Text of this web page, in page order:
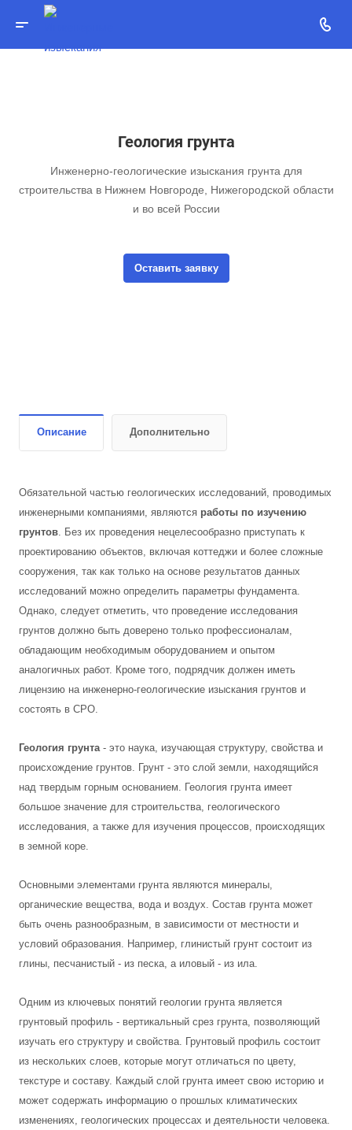
Геология грунта
Инженерно-геологические изыскания грунта для
строительства в Нижнем Новгороде, Нижегородской области
и во всей России
Оставить заявку
Описание Дополнительно
Обязательной частью геологических исследований, проводимых
инженерными компаниями, являются работы по изучению
грунтов. Без их проведения нецелесообразно приступать к
проектированию объектов, включая коттеджи и более сложные
сооружения, так как только на основе результатов данных
исследований можно определить параметры фундамента.
Однако, следует отметить, что проведение исследования
грунтов должно быть доверено только профессионалам,
обладающим необходимым оборудованием и опытом
аналогичных работ. Кроме того, подрядчик должен иметь
лицензию на инженерно-геологические изыскания грунтов и
состоять в СРО.
Геология грунта - это наука, изучающая структуру, свойства и
происхождение грунтов. Грунт - это слой земли, находящийся
над твердым горным основанием. Геология грунта имеет
большое значение для строительства, геологического
исследования, а также для изучения процессов, происходящих
в земной коре.
Основными элементами грунта являются минералы,
органические вещества, вода и воздух. Состав грунта может
быть очень разнообразным, в зависимости от местности и
условий образования. Например, глинистый грунт состоит из
глины, песчанистый - из песка, а иловый - из ила.
Одним из ключевых понятий геологии грунта является
грунтовый профиль - вертикальный срез грунта, позволяющий
изучать его структуру и свойства. Грунтовый профиль состоит
из нескольких слоев, которые могут отличаться по цвету,
текстуре и составу. Каждый слой грунта имеет свою историю и
может содержать информацию о прошлых климатических
изменениях, геологических процессах и деятельности человека.